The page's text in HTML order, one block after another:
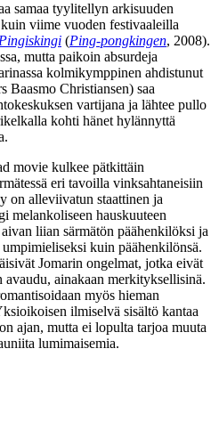
samaa tyylitellyn arkisuuden
viime vuoden festivaaleilla
Pingiskingi (Ping-pongkingen, 2008).
mutta paikoin absurdeja
kolmikymppinen ahdistunut
Baasmo Christiansen) saa
vartijana ja lähtee pullo
kohti hänet hylännyttä
movie kulkee pätkittäin
eri tavoilla vinksahtaneisiin
on alleviivatun staattinen ja
melankoliseen hauskuuteen
liian särmätön päähenkilöksi ja
kuin päähenkilönsä.
Jomarin ongelmat, jotka eivät
avaudu, ainakaan merkityksellisinä.
myös hieman
ilmiselvä sisältö kantaa
ajan, mutta ei lopulta tarjoa muuta
lumimaisemia.